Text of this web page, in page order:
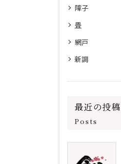
障子
畳
網戸
新調
最近の投稿
Posts